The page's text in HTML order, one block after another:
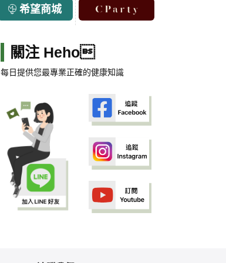
希望商城
關注 Heho
每日提供您最專業正確的健康知識